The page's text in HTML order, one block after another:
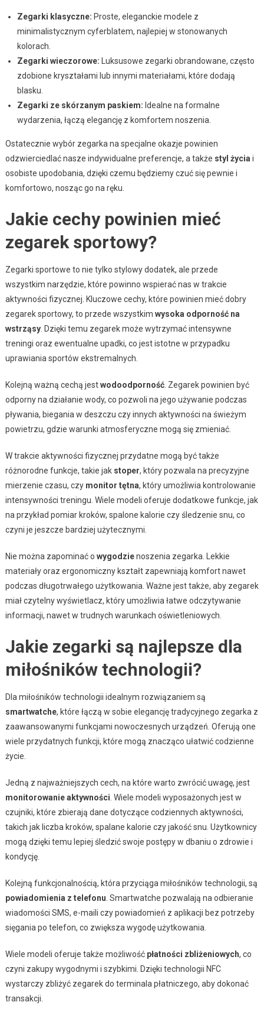
Zegarki klasyczne: Proste, eleganckie modele z
minimalistycznym cyferblatem, najlepiej w stonowanych
kolorach.
Zegarki wieczorowe: Luksusowe zegarki obrandowane, często
zdobione kryształami lub innymi materiałami, które dodają
blasku.
Zegarki ze skórzanym paskiem: Idealne na formalne
wydarzenia, łączą elegancję z komfortem noszenia.
Ostatecznie wybór zegarka na specjalne okazje powinien
odzwierciedlać nasze indywidualne preferencje, a także styl życia i
osobiste upodobania, dzięki czemu będziemy czuć się pewnie i
komfortowo, nosząc go na ręku.
Jakie cechy powinien mieć
zegarek sportowy?
Zegarki sportowe to nie tylko stylowy dodatek, ale przede
wszystkim narzędzie, które powinno wspierać nas w trakcie
aktywności fizycznej. Kluczowe cechy, które powinien mieć dobry
zegarek sportowy, to przede wszystkim wysoka odporność na
wstrząsy. Dzięki temu zegarek może wytrzymać intensywne
treningi oraz ewentualne upadki, co jest istotne w przypadku
uprawiania sportów ekstremalnych.
Kolejną ważną cechą jestwodoodporność. Zegarek powinien być
odporny na działanie wody, co pozwoli na jego używanie podczas
pływania, biegania w deszczu czy innych aktywności na świeżym
powietrzu, gdzie warunki atmosferyczne mogą się zmieniać.
W trakcie aktywności fizycznej przydatne mogą być także
różnorodne funkcje, takie jak stoper, który pozwala na precyzyjne
mierzenie czasu, czy monitor tętna, który umożliwia kontrolowanie
intensywności treningu. Wiele modeli oferuje dodatkowe funkcje, jak
na przykład pomiar kroków, spalone kalorie czy śledzenie snu, co
czyni je jeszcze bardziej użytecznymi.
Nie można zapominać o wygodzienoszenia zegarka. Lekkie
materiały oraz ergonomiczny kształt zapewniają komfort nawet
podczas długotrwałego użytkowania. Ważne jest także, aby zegarek
miał czytelny wyświetlacz, który umożliwia łatwe odczytywanie
informacji, nawet w trudnych warunkach oświetleniowych.
Jakie zegarki są najlepsze dla
miłośników technologii?
Dla miłośników technologii idealnym rozwiązaniem są
smartwatche, które łączą w sobie elegancję tradycyjnego zegarka z
zaawansowanymi funkcjami nowoczesnych urządzeń. Oferują one
wiele przydatnych funkcji, które mogą znacząco ułatwić codzienne
życie.
Jedną z najważniejszych cech, na które warto zwrócić uwagę, jest
monitorowanie aktywności . Wiele modeli wyposażonych jest w
czujniki, które zbierają dane dotyczące codziennych aktywności,
takich jak liczba kroków, spalane kalorie czy jakość snu. Użytkownicy
mogą dzięki temu lepiej śledzić swoje postępy w dbaniu o zdrowie i
kondycję.
Kolejną funkcjonalnością, która przyciąga miłośników technologii, są
powiadomienia z telefonu . Smartwatche pozwalają na odbieranie
wiadomości SMS, e-maili czy powiadomień z aplikacji bez potrzeby
sięgania po telefon, co zwiększa wygodę użytkowania.
Wiele modeli oferuje także możliwość płatności zbliżeniowych, co
czyni zakupy wygodnymi i szybkimi. Dzięki technologii NFC
wystarczy zbliżyć zegarek do terminala płatniczego, aby dokonać
transakcji.